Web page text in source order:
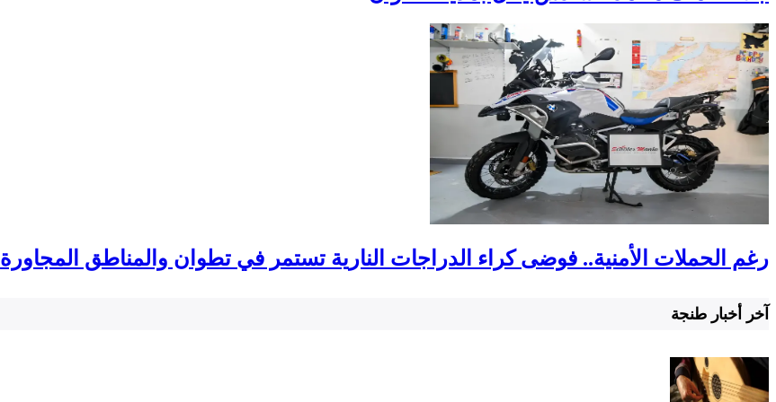
رغم الحملات الأمنية.. فوضى كراء الدراجات النارية تستمر في تطوان والمناطق المجاورة
آخر أخبار طنجة